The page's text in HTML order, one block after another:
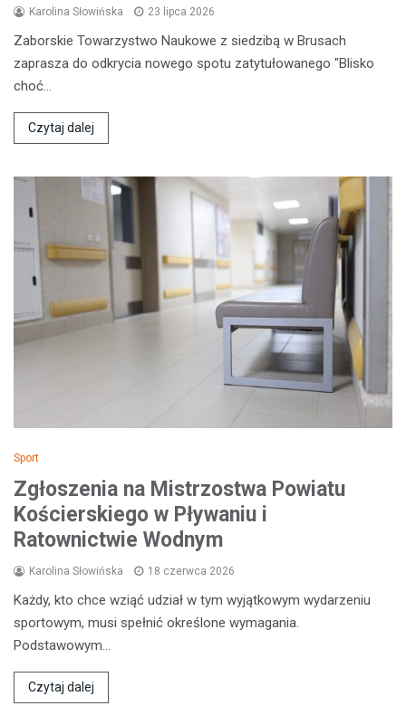
Karolina Słowińska 23 lipca 2026
Zaborskie Towarzystwo Naukowe z siedzibą w Brusach
zaprasza do odkrycia nowego spotu zatytułowanego "Blisko
choć…
Czytaj dalej
Sport
Zgłoszenia na Mistrzostwa Powiatu
Kościerskiego w Pływaniu i
Ratownictwie Wodnym
Karolina Słowińska 18 czerwca 2026
Każdy, kto chce wziąć udział w tym wyjątkowym wydarzeniu
sportowym, musi spełnić określone wymagania.
Podstawowym…
Czytaj dalej